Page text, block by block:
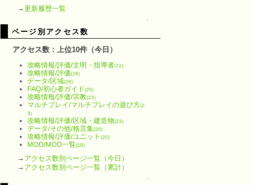
→更新履歴一覧
↑
ページ別アクセス数
アクセス数：上位10件（今日）
攻略情報/評価/文明・指導者(72)
攻略情報/評価(28)
データ/区域(26)
FAQ/初心者ガイド(25)
攻略情報/評価/宗教(23)
マルチプレイ/マルチプレイの遊び方(2
3)
攻略情報/評価/区域・建造物(23)
データ/その他/格言集(20)
攻略情報/評価/ユニット (20)
MOD/MOD一覧(18)
→ アクセス数別ページ一覧（今日）
→ アクセス数別ページ一覧（累計）
↑